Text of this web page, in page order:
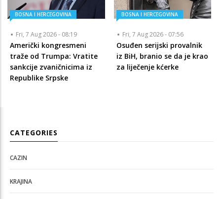
BOSNA I HERCEGOVINA
Fri, 7 Aug 2026 - 08:19
Američki kongresmeni
traže od Trumpa: Vratite
sankcije zvaničnicima iz
Republike Srpske
BOSNA I HERCEGOVINA
Fri, 7 Aug 2026 - 07:56
Osuđen serijski provalnik
iz BiH, branio se da je krao
za liječenje kćerke
CATEGORIES
CAZIN
KRAJINA